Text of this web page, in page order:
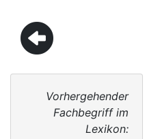
Vorhergehender
Fachbegriff im
Lexikon: